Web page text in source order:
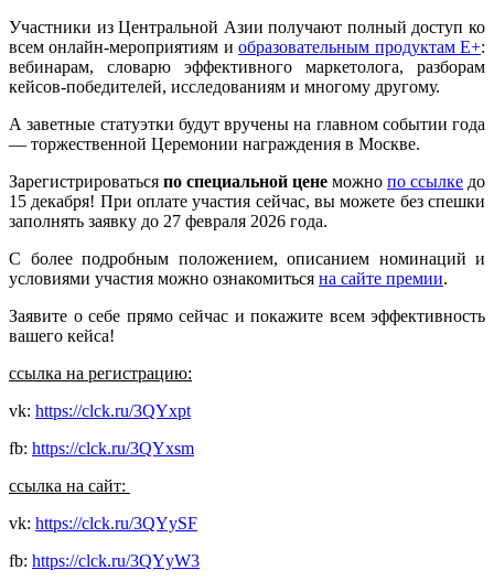
Участники из Центральной Азии получают полный доступ ко
всем онлайн-мероприятиям иобразовательным продуктам Е+:
вебинарам, словарю эффективного маркетолога, разборам
кейсов-победителей, исследованиям и многому другому.
А заветные статуэтки будут вручены на главном событии года
— торжественной Церемонии награждения в Москве.
Зарегистрироваться по специальной цене можно по ссылке до
15 декабря! При оплате участия сейчас, вы можете без спешки
заполнять заявку до 27 февраля 2026 года.
С более подробным положением, описанием номинаций и
условиями участия можно ознакомиться на сайте премии.
Заявите о себе прямо сейчас и покажите всем эффективность
вашего кейса!
ссылка на регистрацию:
vk: https://clck.ru/3QYxpt
fb: https://clck.ru/3QYxsm
ссылка на сайт:
vk: https://clck.ru/3QYySF
fb: https://clck.ru/3QYyW3